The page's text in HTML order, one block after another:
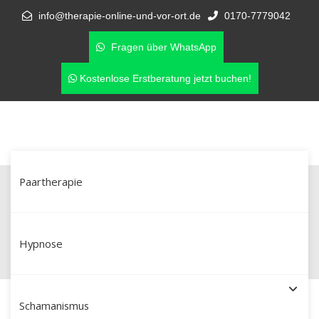
info@therapie-online-und-vor-ort.de 0170-7779042
Fragen über WhatsApp
Kostenlose Erstberatung jetzt buchen!
Paartherapie
Hypnose
Schamanismus
Aurich & online als Neuanfang